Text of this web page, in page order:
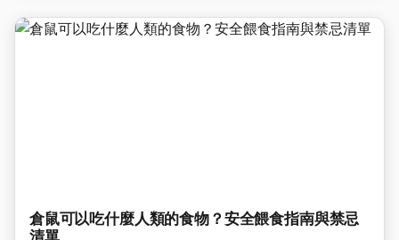
倉鼠可以吃什麼人類的食物？安全餵食指南與禁忌
清單